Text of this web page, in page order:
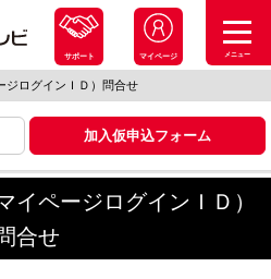
サポート マイページ メニュー
ログインＩＤ）問合せ
加入仮申込フォーム
イページログインＩＤ）
合せ